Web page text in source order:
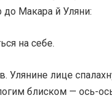
до Макара й Уляни:
на себе.
Улянине лице
блиском — ось-